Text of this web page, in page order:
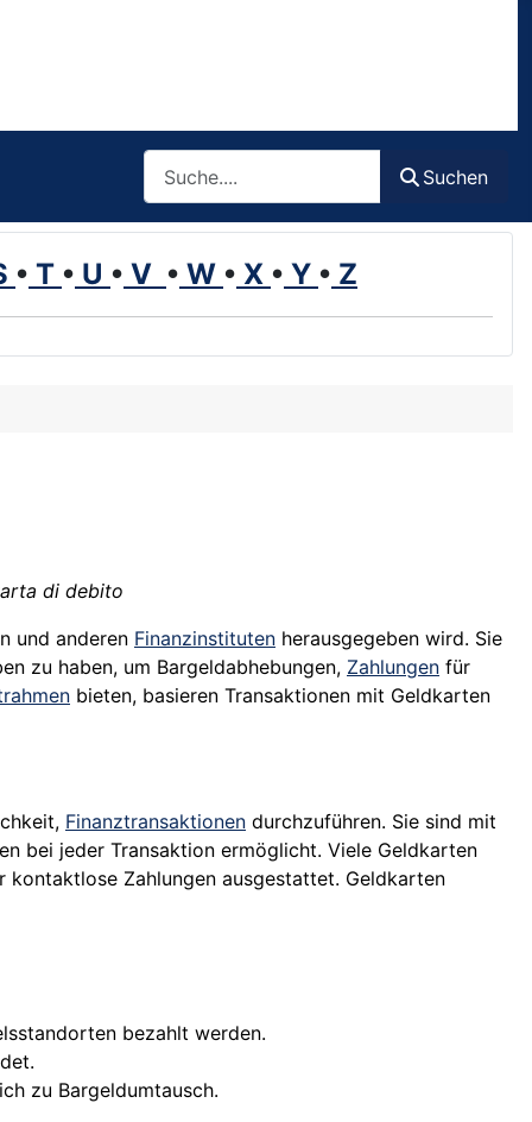
Suchen
• T • U • V • W • X • Y • Z
di debito
und anderen Finanzinstituten herausgegeben wird. Sie
zu haben, um Bargeldabhebungen, Zahlungen für
bieten, basieren Transaktionen mit Geldkarten
Finanztransaktionen durchzuführen. Sie sind mit
bei jeder Transaktion ermöglicht. Viele Geldkarten
Zahlungen ausgestattet. Geldkarten
bezahlt werden.
zu Bargeldumtausch.